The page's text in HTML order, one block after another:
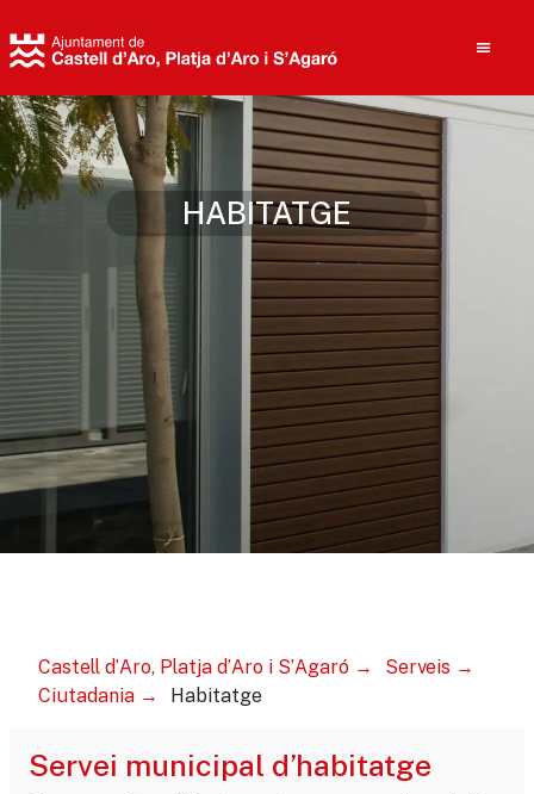
Cerca
HABITATGE
Castell d’Aro, Platja d’Aro i S’Agaró
Serveis
Ciutadania
Habitatge
Servei municipal d’habitatge